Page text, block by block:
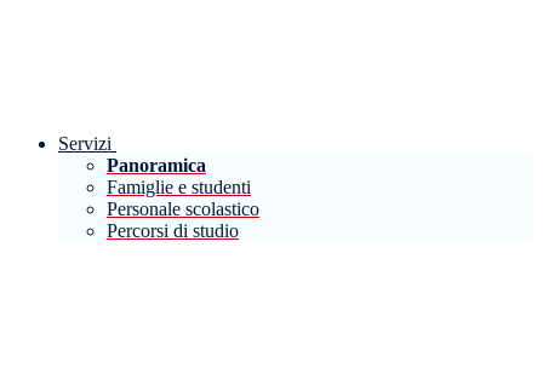
Servizi
Panoramica
Famiglie e studenti
Personale scolastico
Percorsi di studio